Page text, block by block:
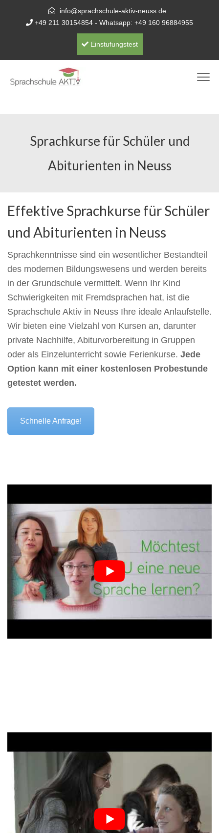
info@sprachschule-aktiv-neuss.de
+49 211 30154854 - Whatsapp: +49 160 96884955
Einstufungstest
Sprachkurse für Schüler und
Abiturienten in Neuss
Effektive Sprachkurse für Schüler
und Abiturienten in Neuss
Sprachkenntnisse sind ein wesentlicher Bestandteil
des modernen Bildungswesens und werden bereits
in der Grundschule vermittelt. Wenn Ihr Kind
Schwierigkeiten mit Fremdsprachen hat, ist die
Sprachschule Aktiv in Neuss Ihre ideale Anlaufstelle.
Wir bieten eine Vielzahl von Kursen an, darunter
private Nachhilfe, Abiturvorbereitung in Gruppen
oder als Einzelunterricht sowie Ferienkurse. Jede
Option kann mit einer kostenlosen Probestunde
getestet werden.
Schnelle Anfrage!